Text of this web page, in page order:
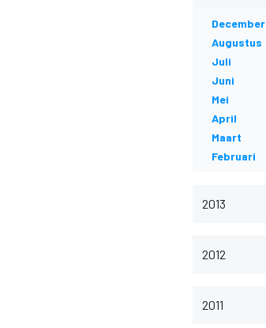
December
Augustus
Juli
Juni
Mei
April
Maart
Februari
2013
2012
2011